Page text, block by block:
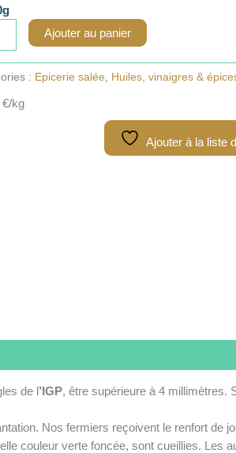
Ajouter au panier
: Epicerie salée, Huiles, vinaigres &
€/kg
Ajouter à la liste
de l’IGP, être supérieure à 4 millimètres.
Nos fermiers reçoivent le renfort de
couleur verte foncée, sont cueillies. Les